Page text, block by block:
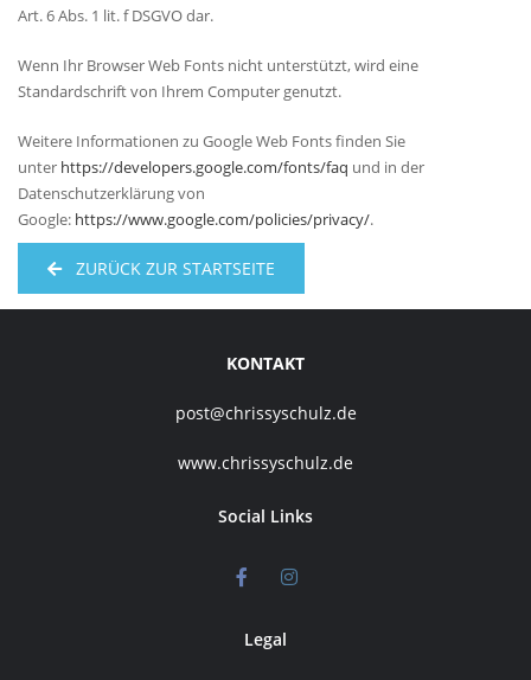
Art. 6 Abs. 1 lit. f DSGVO dar.
Wenn Ihr Browser Web Fonts nicht unterstützt, wird eine
Standardschrift von Ihrem Computer genutzt.
Weitere Informationen zu Google Web Fonts finden Sie
unter https://developers.google.com/fonts/faq und in der
Datenschutzerklärung von
Google: https://www.google.com/policies/privacy/.
ZURÜCK ZUR STARTSEITE
KONTAKT
post@chrissyschulz.de
www.chrissyschulz.de
Social Links
Legal